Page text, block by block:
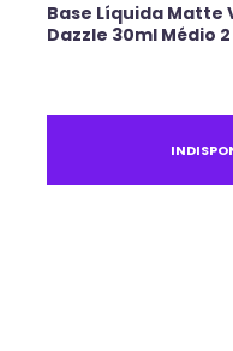
Base Líquida Matte
Dazzle 30ml Médio 2